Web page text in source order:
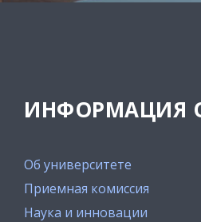
ИНФОРМАЦИЯ
Об университете
Приемная комиссия
Наука и инновации